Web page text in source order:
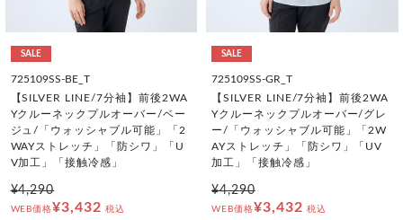
SALE
725109SS-BE_T
【SILVER LINE/7分袖】前後2WA
Yクルーネックプルオーバー/ベー
ジュ/「ウォッシャブル可能」「2
WAYストレッチ」「防シワ」「U
V加工」「接触冷感」
¥4,290
WEB価格¥3,432 税込
SALE
725109SS-GR_T
【SILVER LINE/7分袖】前後2WA
Yクルーネックプルオーバー/グレ
ー/「ウォッシャブル可能」「2W
AYストレッチ」「防シワ」「UV
加工」「接触冷感」
¥4,290
WEB価格¥3,432 税込